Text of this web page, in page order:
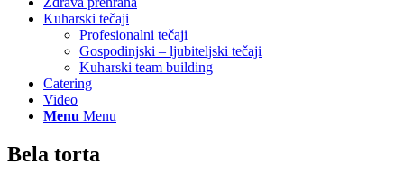
Kuharski tečaji
Profesionalni tečaji
Gospodinjski – ljubiteljski tečaji
Kuharski team building
Catering
Video
Menu Menu
Bela torta